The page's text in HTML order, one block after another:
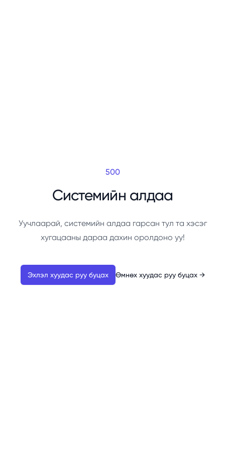
500
Системийн алдаа
Уучлаарай, системийн алдаа гарсан тул та хэсэг
хугацааны дараа дахин оролдоно уу!
Эхлэл хуудас руу буцах Өмнөх хуудас руу буцах →